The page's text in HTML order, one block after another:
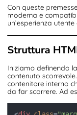
Con queste
moderna e
un’esperienza
Struttura
Iniziamo definendo
contenuto
contenitore interno
da far scorrere. Ad